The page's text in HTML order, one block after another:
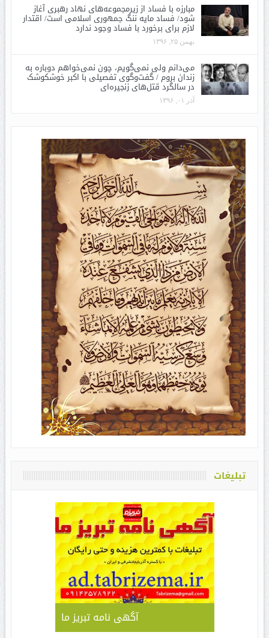
مبارزه با فساد از زیرمجموعه‌های نهاد رهبری آغاز
شود/ فساد مایه ننگ جمهوری اسلامی است/ اقتدار
لازم برای برخورد با فساد وجود ندارد
بهمن ۲۵, ۱۳۹۶
می‌دانم ولی نمی‌گویم، چون نمی‌خواهم دوباره به
زندان بروم / گفت‌وگوی تفصیلی با اکبر خوشکوشک
در سالگرد قتل‌های زنجیره‌ای
آذر ۰۱, ۱۳۹۶
تبلیغات
آگهی نامه تبریز ما